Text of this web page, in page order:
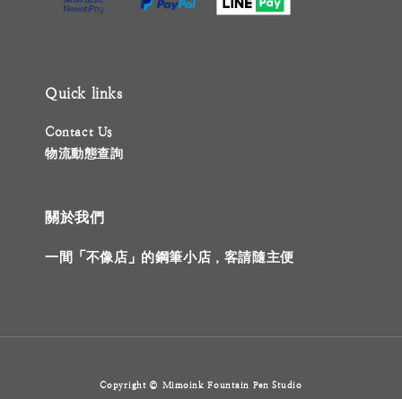
Quick links
Contact Us
物流動態查詢
關於我們
一間「不像店」的鋼筆小店，客請隨主便
Copyright © Mimoink Fountain Pen Studio